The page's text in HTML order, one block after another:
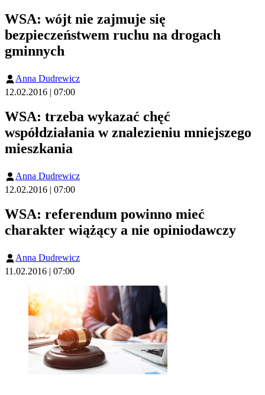
WSA: wójt nie zajmuje się
bezpieczeństwem ruchu na drogach
gminnych
Anna Dudrewicz
12.02.2016 | 07:00
WSA: trzeba wykazać chęć
współdziałania w znalezieniu mniejszego
mieszkania
Anna Dudrewicz
12.02.2016 | 07:00
WSA: referendum powinno mieć
charakter wiążący a nie opiniodawczy
Anna Dudrewicz
11.02.2016 | 07:00